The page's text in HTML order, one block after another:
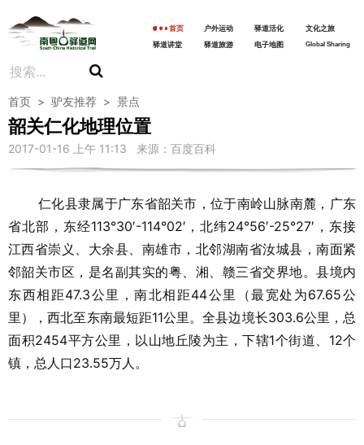
首页 户外运动 驿道活化
文化之旅
驿道讲堂
驿道旅游 电子地图 Global Sharing
首页 > 驴友推荐 > 景点
韶关仁化地理位置
2017-01-16 上午 11:13 来源：百度百科
仁化县隶属于广东省韶关市，位于南岭山脉南麓，广东
省北部，东经113°30′-114°02′，北纬24°56′-25°27′，东接
江西省崇义、大余县、南雄市，北邻湖南省汝城县，南面紧
邻韶关市区，是名副其实的粤、湘、赣三省交界地。县境内
东西相距47.3公里，南北相距44公里（最宽处为67.65公
里），西北至东南最短距11公里。全县边境长303.6公里，总
面积2454平方公里，以山地丘陵为主，下辖1个街道、12个
镇，总人口23.55万人。